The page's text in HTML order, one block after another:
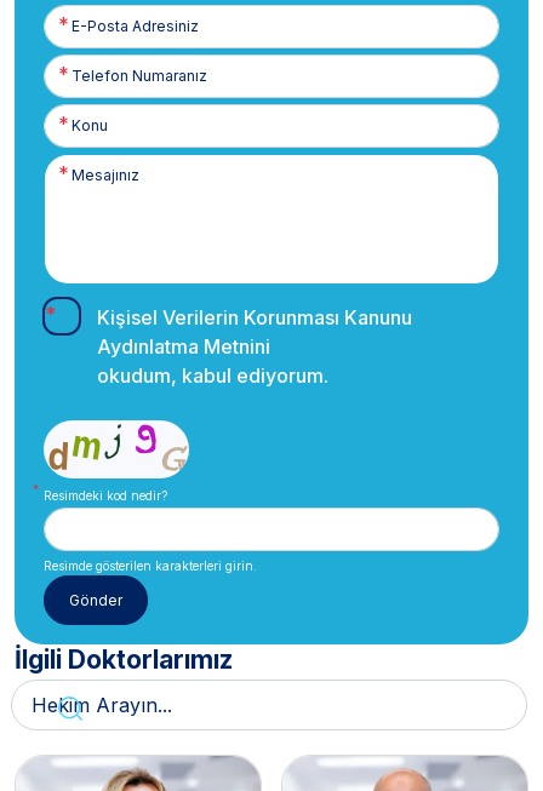
E-
Posta
Telefon
Numaranız
Kişisel Verilerin Korunması Kanunu
Aydınlatma Metnini
okudum, kabul ediyorum.
Resimdeki kod nedir?
Resimde gösterilen karakterleri girin.
İlgili Doktorlarımız